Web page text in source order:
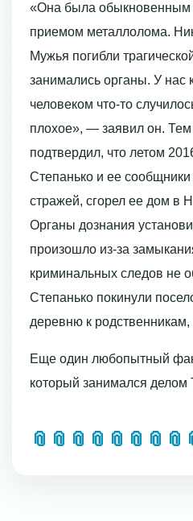
«Она была обыкновенным
приемом металлолома.
Мужья погибли
занимались органы. У нас
человеком что-то
плохое», — заявил он.
подтвердил, что летом
Степанько и ее
стражей, сгорел ее дом в
Органы дознания
произошло из-за
криминальных следов не
Степанько покинули
деревню к
Еще один любопытный
который занимался делом
📎 📎 📎 📎 📎 📎 📎 📎